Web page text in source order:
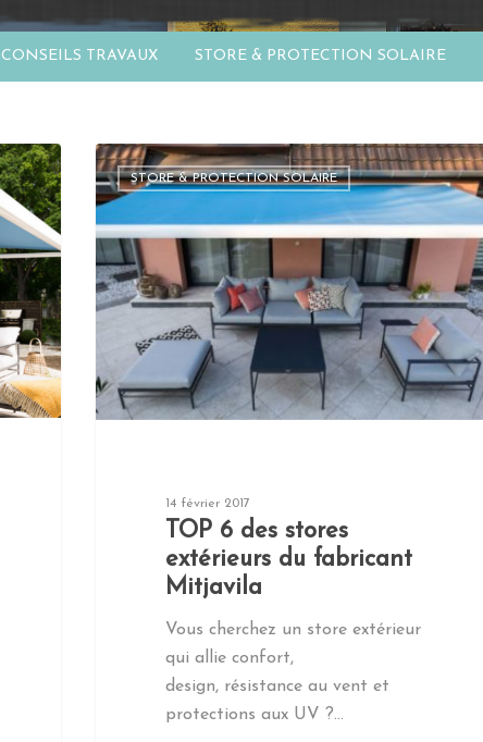
CONSEILS TRAVAUX STORE & PROTECTION SOLAIRE
STORE & PROTECTION SOLAIRE
14 février 2017
TOP 6 des stores
extérieurs du fabricant
Mitjavila
Vous cherchez un store extérieur
qui allie confort,
design, résistance au vent et
protections aux UV ?…